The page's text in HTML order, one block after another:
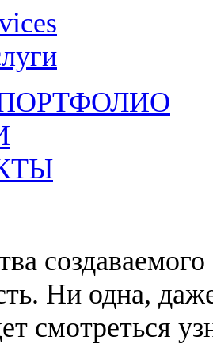
создаваемого
Ни одна,
смотреться